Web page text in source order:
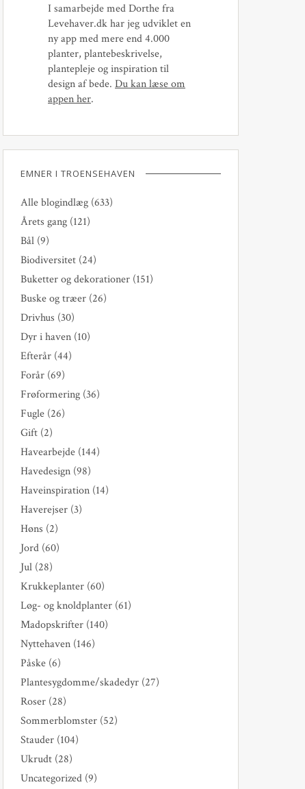
I samarbejde med Dorthe fra
Levehaver.dk har jeg udviklet en
ny app med mere end 4.000
planter, plantebeskrivelse,
plantepleje og inspiration til
design af bede. Du kan læse om
appen her.
EMNER I TROENSEHAVEN
Alle blogindlæg (633)
Årets gang (121)
Bål (9)
Biodiversitet (24)
Buketter og dekorationer (151)
Buske og træer (26)
Drivhus (30)
Dyr i haven (10)
Efterår (44)
Forår (69)
Frøformering (36)
Fugle (26)
Gift (2)
Havearbejde (144)
Havedesign (98)
Haveinspiration (14)
Haverejser (3)
Høns (2)
Jord (60)
Jul (28)
Krukkeplanter (60)
Løg- og knoldplanter (61)
Madopskrifter (140)
Nyttehaven (146)
Påske (6)
Plantesygdomme/skadedyr (27)
Roser (28)
Sommerblomster (52)
Stauder (104)
Ukrudt (28)
Uncategorized (9)